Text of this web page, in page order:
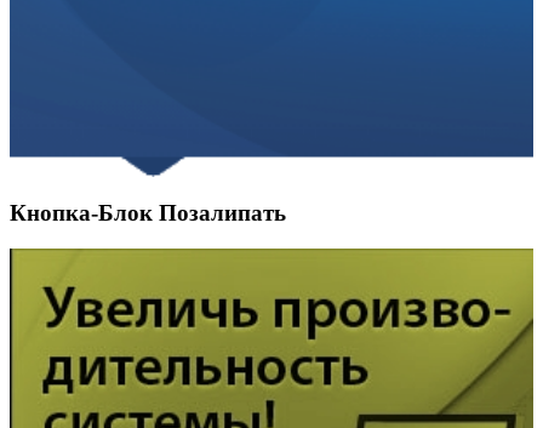
Кнопка-Блок Позалипать